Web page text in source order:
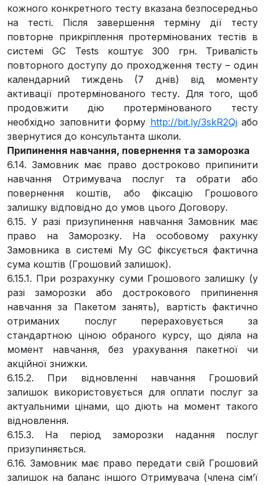
кожного конкретного тесту вказана безпосередньо
на тесті. Після завершення терміну дії тесту
повторне прикріплення протермінованих тестів в
системі GC Tests коштує 300 грн. Тривалість
повторного доступу до проходження тесту – один
календарний тиждень (7 днів) від моменту
активації протермінованого тесту. Для того, щоб
продовжити дію протермінованого тесту
необхідно заповнити форму http://bit.ly/3skR2Qjабо
звернутися до консультанта школи.
Припинення навчання, повернення та заморозка
6.14. Замовник має право достроково припинити
навчання Отримувача послуг та обрати або
повернення коштів, або фіксацію Грошового
залишку відповідно до умов цього Договору.
6.15. У разі призупинення навчання Замовник має
право на Заморозку. На особовому рахунку
Замовника в системі My GC фіксується фактична
сума коштів (Грошовий залишок).
6.15.1. При розрахунку суми Грошового залишку (у
разі заморозки або дострокового припинення
навчання за Пакетом занять), вартість фактично
отриманих послуг перераховується за
стандартною ціною обраного курсу, що діяла на
момент навчання, без урахування пакетної чи
акційної знижки.
6.15.2. При відновленні навчання Грошовий
залишок використовується для оплати послуг за
актуальними цінами, що діють на момент такого
відновлення.
6.15.3. На період заморозки надання послуг
призупиняється.
6.16. Замовник має право передати свій Грошовий
залишок на баланс іншого Отримувача (члена сім’ї